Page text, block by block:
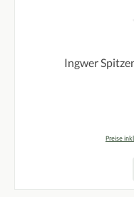
Ingwer
Preise